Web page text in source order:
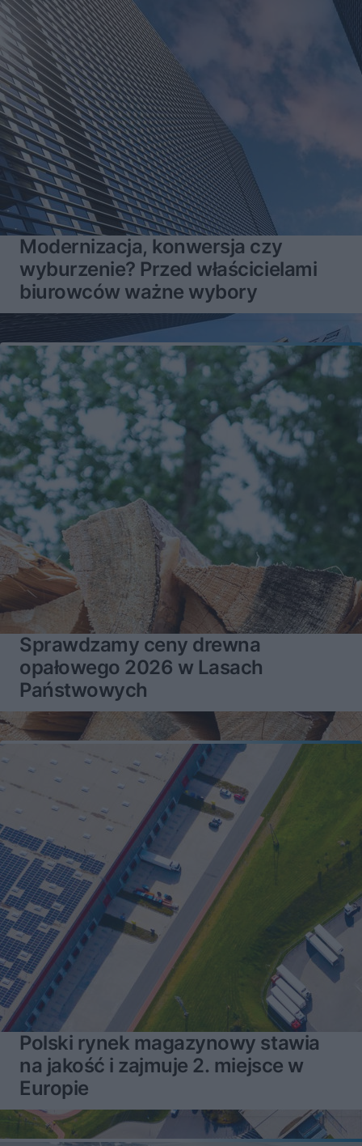
Modernizacja, konwersja czy
wyburzenie? Przed właścicielami
biurowców ważne wybory
Sprawdzamy ceny drewna
opałowego 2026 w Lasach
Państwowych
Polski rynek magazynowy stawia
na jakość i zajmuje 2. miejsce w
Europie